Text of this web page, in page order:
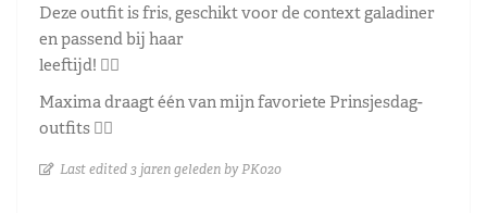
Deze outfit is fris, geschikt voor de context galadiner
en passend bij haar
leeftijd! 👍🏼
Maxima draagt één van mijn favoriete Prinsjesdag-
outfits 👌🏼
Last edited 3 jaren geleden by PK020